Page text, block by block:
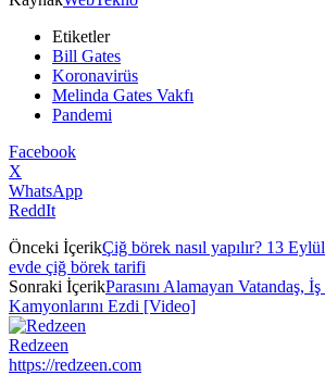
Etiketler
Bill Gates
Koronavirüs
Melinda Gates Vakfı
Pandemi
Facebook
X
WhatsApp
ReddIt
Önceki İçerikÇiğ börek nasıl yapılır? 13
evde çiğ börek tarifi
Sonraki İçerikParasını Alamayan Vatandaş,
Kamyonlarını Ezdi [Video]
Redzeen
https://redzeen.com